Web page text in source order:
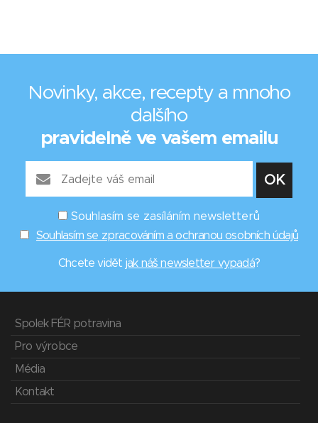
Novinky, akce, recepty a mnoho
dalšího
pravidelně ve vašem emailu
Souhlasím se zasíláním newsletterů
Souhlasím se zpracováním a ochranou osobních údajů
Chcete vidět jak náš newsletter vypadá?
Spolek FÉR potravina
Pro výrobce
Média
Kontakt